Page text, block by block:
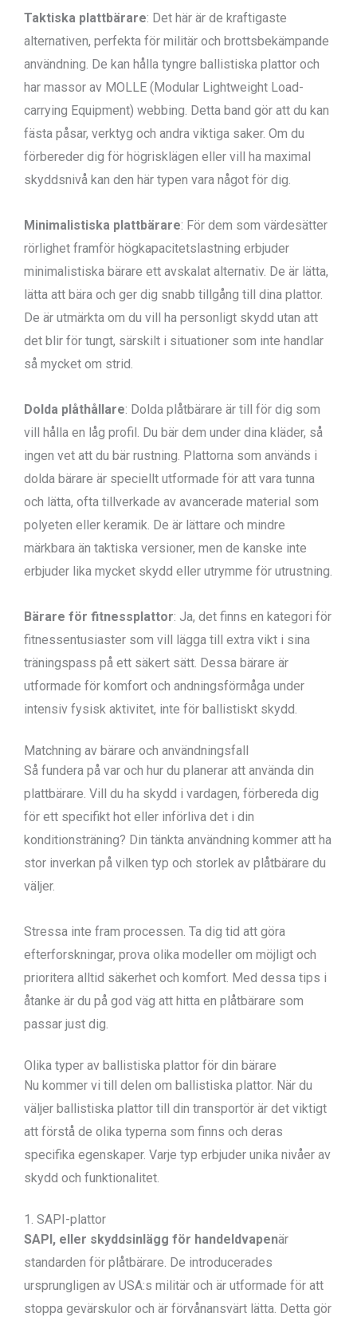
Taktiska plattbärare: Det här är de kraftigaste
alternativen, perfekta för militär och brottsbekämpande
användning. De kan hålla tyngre ballistiska plattor och
har massor av MOLLE (Modular Lightweight Load-
carrying Equipment) webbing. Detta band gör att du kan
fästa påsar, verktyg och andra viktiga saker. Om du
förbereder dig för högrisklägen eller vill ha maximal
skyddsnivå kan den här typen vara något för dig.
Minimalistiska plattbärare: För dem som värdesätter
rörlighet framför högkapacitetslastning erbjuder
minimalistiska bärare ett avskalat alternativ. De är lätta,
lätta att bära och ger dig snabb tillgång till dina plattor.
De är utmärkta om du vill ha personligt skydd utan att
det blir för tungt, särskilt i situationer som inte handlar
så mycket om strid.
Dolda plåthållare: Dolda plåtbärare är till för dig som
vill hålla en låg profil. Du bär dem under dina kläder, så
ingen vet att du bär rustning. Plattorna som används i
dolda bärare är speciellt utformade för att vara tunna
och lätta, ofta tillverkade av avancerade material som
polyeten eller keramik. De är lättare och mindre
märkbara än taktiska versioner, men de kanske inte
erbjuder lika mycket skydd eller utrymme för utrustning.
Bärare för fitnessplattor: Ja, det finns en kategori för
fitnessentusiaster som vill lägga till extra vikt i sina
träningspass på ett säkert sätt. Dessa bärare är
utformade för komfort och andningsförmåga under
intensiv fysisk aktivitet, inte för ballistiskt skydd.
Matchning av bärare och användningsfall
Så fundera på var och hur du planerar att använda din
plattbärare. Vill du ha skydd i vardagen, förbereda dig
för ett specifikt hot eller införliva det i din
konditionsträning? Din tänkta användning kommer att ha
stor inverkan på vilken typ och storlek av plåtbärare du
väljer.
Stressa inte fram processen. Ta dig tid att göra
efterforskningar, prova olika modeller om möjligt och
prioritera alltid säkerhet och komfort. Med dessa tips i
åtanke är du på god väg att hitta en plåtbärare som
passar just dig.
Olika typer av ballistiska plattor för din bärare
Nu kommer vi till delen om ballistiska plattor. När du
väljer ballistiska plattor till din transportör är det viktigt
att förstå de olika typerna som finns och deras
specifika egenskaper. Varje typ erbjuder unika nivåer av
skydd och funktionalitet.
1. SAPI-plattor
SAPI, eller skyddsinlägg för handeldvapenär
standarden för plåtbärare. De introducerades
ursprungligen av USA:s militär och är utformade för att
stoppa gevärskulor och är förvånansvärt lätta. Detta gör